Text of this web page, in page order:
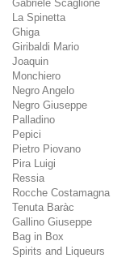
Gabriele Scaglione
La Spinetta
Ghiga
Giribaldi Mario
Joaquin
Monchiero
Negro Angelo
Negro Giuseppe
Palladino
Pepici
Pietro Piovano
Pira Luigi
Ressia
Rocche Costamagna
Tenuta Baràc
Gallino Giuseppe
Bag in Box
Spirits and Liqueurs